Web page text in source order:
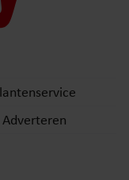
Adverteren